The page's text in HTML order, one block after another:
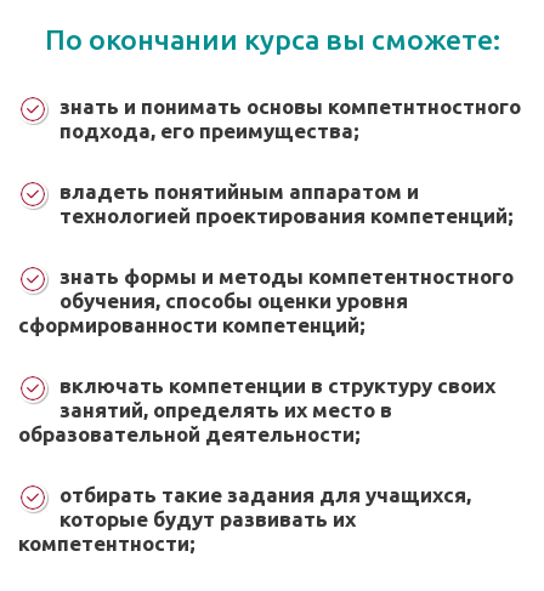
По окончании курса вы сможете:
знать и понимать основы компетнтностного
подхода, его преимущества;
владеть понятийным аппаратом и
технологией проектирования компетенций;
знать формы и методы компетентностного
обучения, способы оценки уровня
сформированности компетенций;
включать компетенции в структуру своих
занятий, определять их место в
образовательной деятельности;
отбирать такие задания для учащихся,
которые будут развивать их
компетентности;